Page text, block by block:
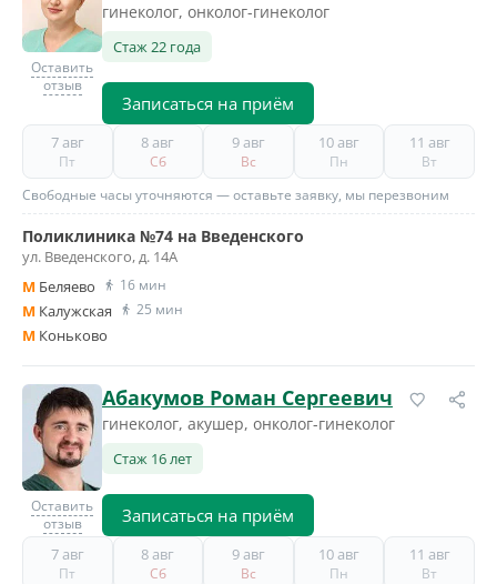
Оставить
отзыв
гинеколог, онколог-гинеколог
Стаж 22 года
Записаться на приём
7 авг
Пт
8 авг
Сб
9 авг
Вс
10 авг
Пн
11 авг
Вт
Свободные часы уточняются — оставьте заявку, мы перезвоним
Поликлиника №74 на Введенского
ул. Введенского, д. 14А
M Беляево 16 мин
M Калужская 25 мин
M Коньково
Оставить
отзыв
Абакумов Роман Сергеевич
гинеколог, акушер, онколог-гинеколог
Стаж 16 лет
Записаться на приём
7 авг
Пт
8 авг
Сб
9 авг
Вс
10 авг
Пн
11 авг
Вт